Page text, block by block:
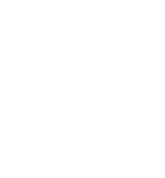
만 제공됩니다 * 소요시간 :